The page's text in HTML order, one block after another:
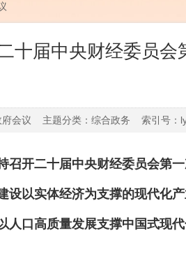
十届中央财经委员会
府会议 主题分类：综合政务 索引号：
召开二十届中央财经委员会第
设以实体经济为支撑的现代化
人口高质量发展支撑中国式现